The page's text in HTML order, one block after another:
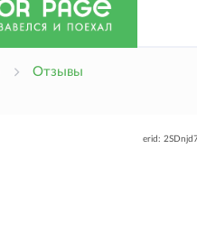
Отзывы
erid: